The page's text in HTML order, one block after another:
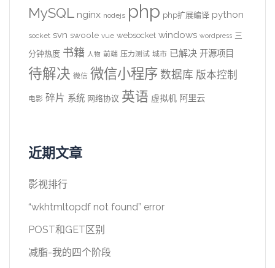
MySQL nginx nodejs php php扩展编译 python
socket svn swoole vue websocket windows wordpress 三
分钟热度 书籍 人物 前端 压力测试 城市 已解决 开源项目
待解决 微信 微信小程序 数据库 版本控制
电影 碎片 系统 网络协议 英语 虚拟机 阿里云
近期文章
影视排行
“wkhtmltopdf not found” error
POST和GET区别
减脂-我的四个阶段